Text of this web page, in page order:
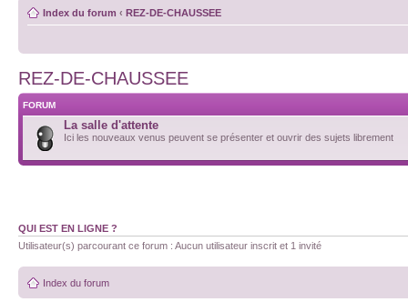
Index du forum ‹ REZ-DE-CHAUSSEE
REZ-DE-CHAUSSEE
FORUM
La salle d'attente
Ici les nouveaux venus peuvent se présenter et ouvrir des sujets librement
QUI EST EN LIGNE ?
Utilisateur(s) parcourant ce forum : Aucun utilisateur inscrit et 1 invité
Index du forum